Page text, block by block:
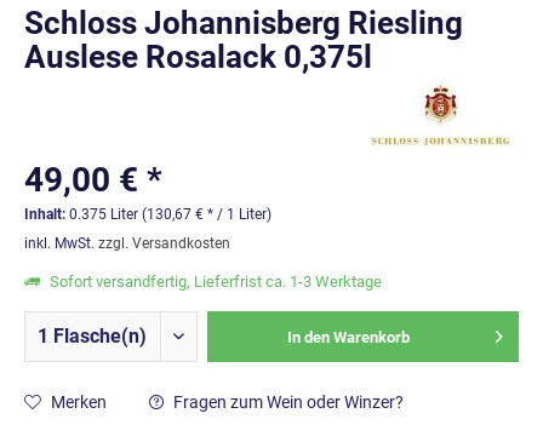
Schloss Johannisberg Riesling
Auslese Rosalack 0,375l
49,00 € *
Inhalt: 0.375 Liter (130,67 € * / 1 Liter)
inkl. MwSt. zzgl. Versandkosten
Sofort versandfertig, Lieferfrist ca. 1-3 Werktage
In den Warenkorb
Merken Fragen zum Wein oder Winzer?